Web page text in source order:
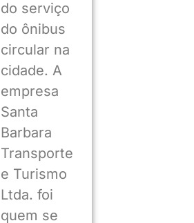
do serviço
do ônibus
circular na
cidade. A
empresa
Santa
Barbara
Transporte
e Turismo
Ltda. foi
quem se